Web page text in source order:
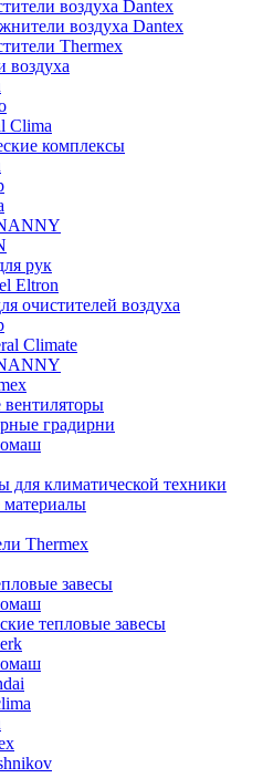
воздуха Dantex
воздуха Dantex
Thermex
воздуха
Clima
комплексы
рук
Eltron
очистителей воздуха
Climate
градирни
для климатической техники
материалы
Thermex
завесы
тепловые завесы